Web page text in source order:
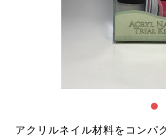
アクリルネイル材料をコンパ